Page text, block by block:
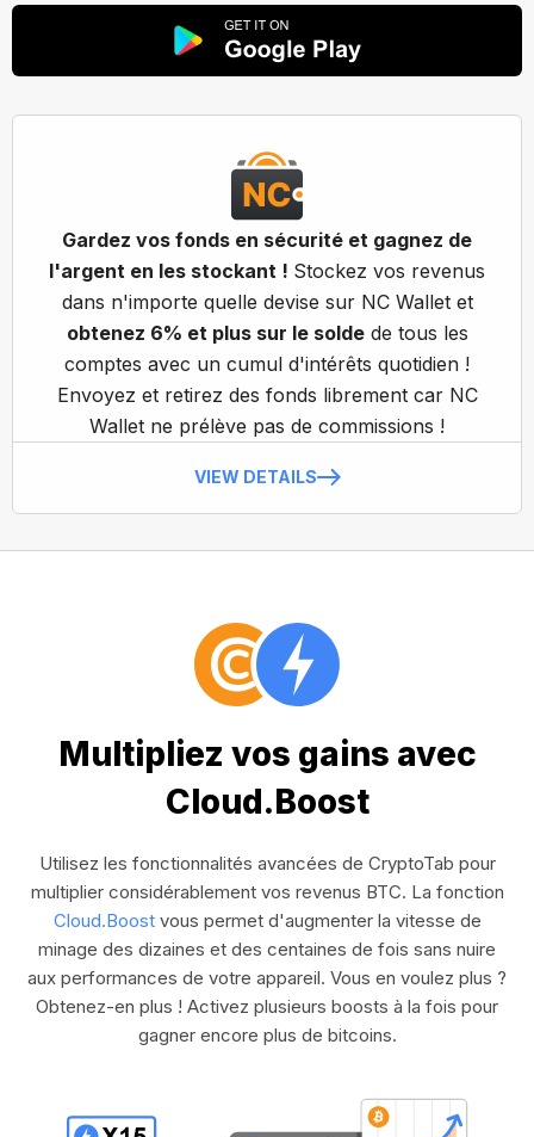
Gardez vos fonds en sécurité et gagnez de
l'argent en les stockant ! Stockez vos revenus
dans n'importe quelle devise sur NC Wallet et
obtenez 6% et plus sur le soldede tous les
comptes avec un cumul d'intérêts quotidien !
Envoyez et retirez des fonds librement car NC
Wallet ne prélève pas de commissions !
VIEW DETAILS
Multipliez vos gains avec
Cloud.Boost
Utilisez les fonctionnalités avancées de CryptoTab pour
multiplier considérablement vos revenus BTC. La fonction
Cloud.Boostvous permet d'augmenter la vitesse de
minage des dizaines et des centaines de fois sans nuire
aux performances de votre appareil. Vous en voulez plus ?
Obtenez-en plus ! Activez plusieurs boosts à la fois pour
gagner encore plus de bitcoins.